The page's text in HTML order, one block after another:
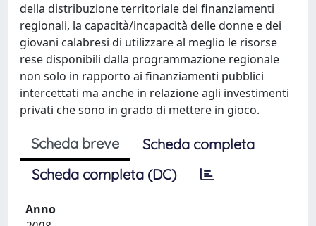
della distribuzione territoriale dei finanziamenti
regionali, la capacità/incapacità delle donne e dei
giovani calabresi di utilizzare al meglio le risorse
rese disponibili dalla programmazione regionale
non solo in rapporto ai finanziamenti pubblici
intercettati ma anche in relazione agli investimenti
privati che sono in grado di mettere in gioco.
Scheda breve
Scheda completa
Scheda completa (DC)
Anno